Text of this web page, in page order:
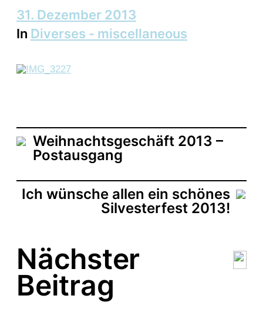
B
e
i
r
a
t
u
31. Dezember 2013
In Diverses - miscellaneous
Weihnachtsgeschäft 2013 –
Postausgang
Ich wünsche allen ein schönes
Silvesterfest 2013!
Nächster
Beitrag